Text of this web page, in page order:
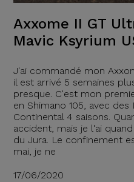
Axxome II GT
Mavic Ksyrium
J'ai commandé mon
il est arrivé 5 semaines
presque. C'est mon
en Shimano 105, avec
Continental 4 saisons.
accident, mais je l'ai
du Jura. Le confinement
mai, je ne
17/06/2020